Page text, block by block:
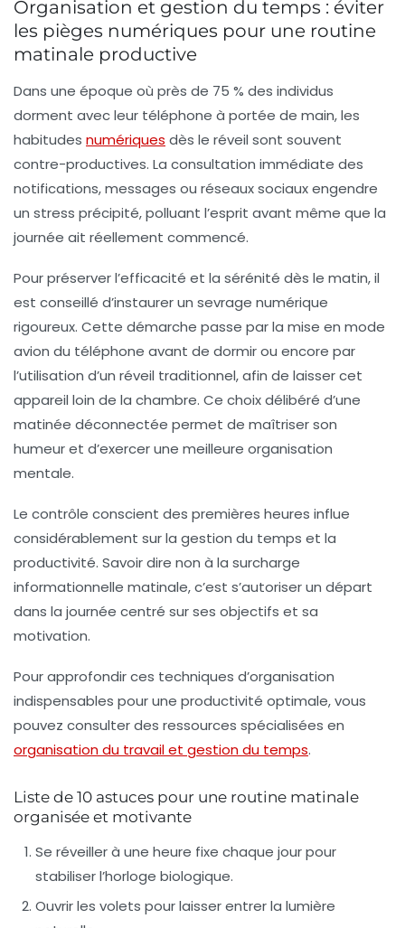
Organisation et gestion du temps : éviter
les pièges numériques pour une routine
matinale productive
Dans une époque où près de 75 % des individus
dorment avec leur téléphone à portée de main, les
habitudes numériques dès le réveil sont souvent
contre-productives. La consultation immédiate des
notifications, messages ou réseaux sociaux engendre
un stress précipité, polluant l’esprit avant même que la
journée ait réellement commencé.
Pour préserver l’efficacité et la sérénité dès le matin, il
est conseillé d’instaurer un sevrage numérique
rigoureux. Cette démarche passe par la mise en mode
avion du téléphone avant de dormir ou encore par
l’utilisation d’un réveil traditionnel, afin de laisser cet
appareil loin de la chambre. Ce choix délibéré d’une
matinée déconnectée permet de maîtriser son
humeur et d’exercer une meilleure organisation
mentale.
Le contrôle conscient des premières heures influe
considérablement sur la gestion du temps et la
productivité. Savoir dire non à la surcharge
informationnelle matinale, c’est s’autoriser un départ
dans la journée centré sur ses objectifs et sa
motivation.
Pour approfondir ces techniques d’organisation
indispensables pour une productivité optimale, vous
pouvez consulter des ressources spécialisées en
organisation du travail et gestion du temps.
Liste de 10 astuces pour une routine matinale
organisée et motivante
Se réveiller à une heure fixe chaque jour pour
stabiliser l’horloge biologique.
Ouvrir les volets pour laisser entrer la lumière